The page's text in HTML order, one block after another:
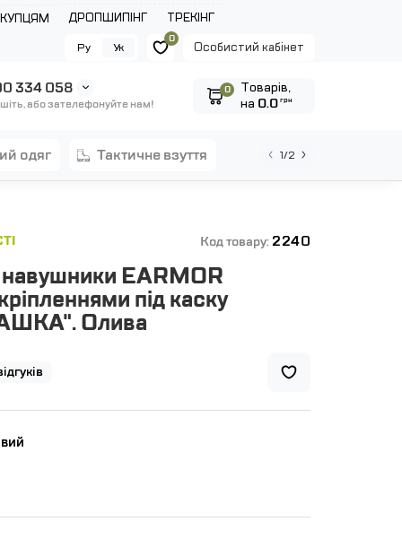
ДРОПШИПІНГ
ТРЕКІНГ
Особистий кабінет
0
Ру Ук
334 058
або зателефонуйте нам!
0
Tоварів,
на 0.0грн
одяг тактичне взуття 1/2
Код товару: 2240
навушники EARMOR
під каску
Олива